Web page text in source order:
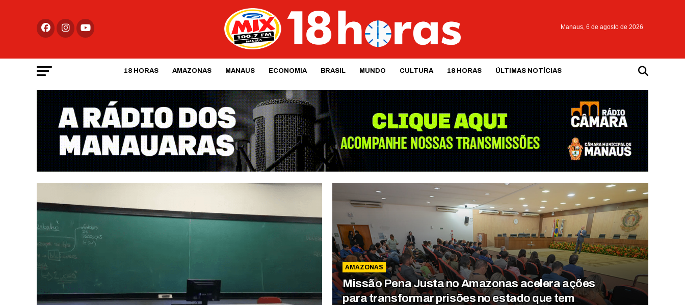
Manaus, 6 de agosto de 2026
18 HORAS AMAZONAS MANAUS ECONOMIA BRASIL MUNDO CULTURA 18 HORAS ÚLTIMAS NOTÍCIAS
AMAZONAS
Missão Pena Justa no Amazonas acelera ações
para transformar prisões no estado que tem